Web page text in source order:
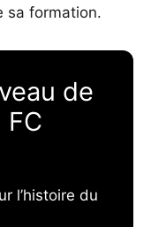
sa formation.
de
FC
l’histoire du